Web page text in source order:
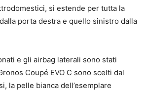
si estende per tutta la
porta destra e quello sinistro dalla
e gli airbag laterali sono stati
Coupé EVO C sono scelti dal
la pelle bianca dell’esemplare